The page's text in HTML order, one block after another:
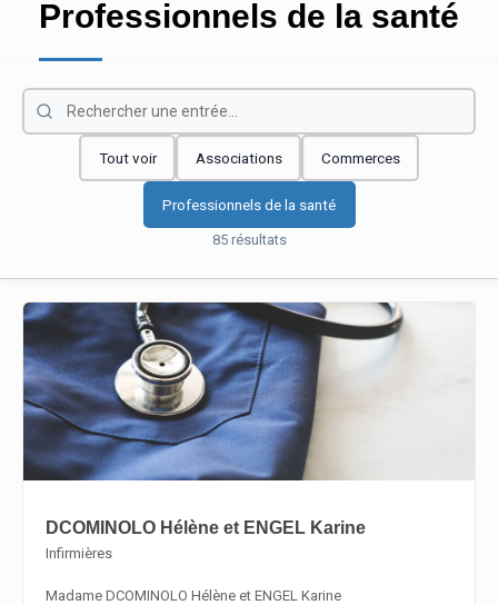
Professionnels de la santé
Tout voir Associations Commerces
Professionnels de la santé
85 résultats
En savoir plus
DCOMINOLO Hélène et ENGEL Karine
Infirmières
Madame DCOMINOLO Hélène et ENGEL Karine